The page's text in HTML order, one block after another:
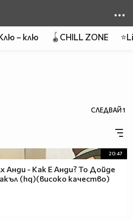
– клю 🪀CHILL ZONE
СЛЕДВАЙ1
20:47
Анди - Как Е Анди? То Дойде
(hq)(високо качество)